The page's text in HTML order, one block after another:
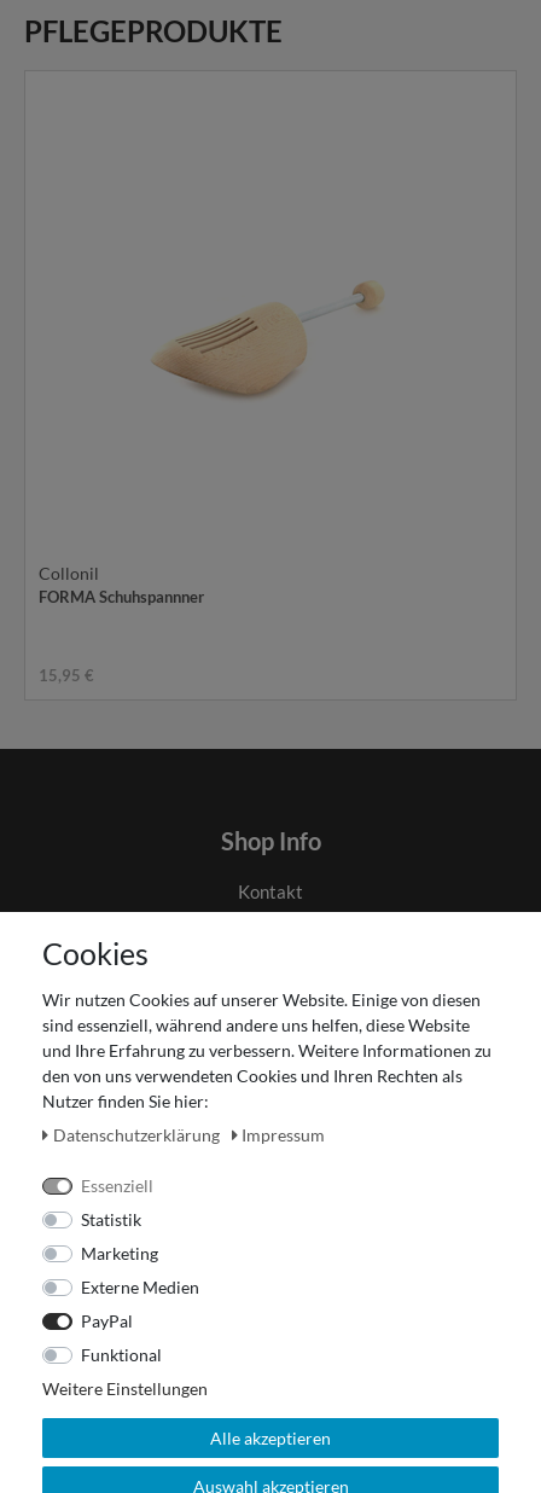
PFLEGEPRODUKTE
Collonil
FORMA Schuhspannner
15,95 €
Shop Info
Kontakt
Impressum
Widerrufsrecht
Zahlung und Versand
Unser Ladengeschäft
Cookies
Wir nutzen Cookies auf unserer Website. Einige von diesen
sind essenziell, während andere uns helfen, diese Website
und Ihre Erfahrung zu verbessern. Weitere Informationen zu
den von uns verwendeten Cookies und Ihren Rechten als
Nutzer finden Sie hier:
Daten­schutz­erklärung
Impressum
Essenziell
Statistik
Marketing
Externe Medien
PayPal
Funktional
Weitere Einstellungen
Alle akzeptieren
Auswahl akzeptieren